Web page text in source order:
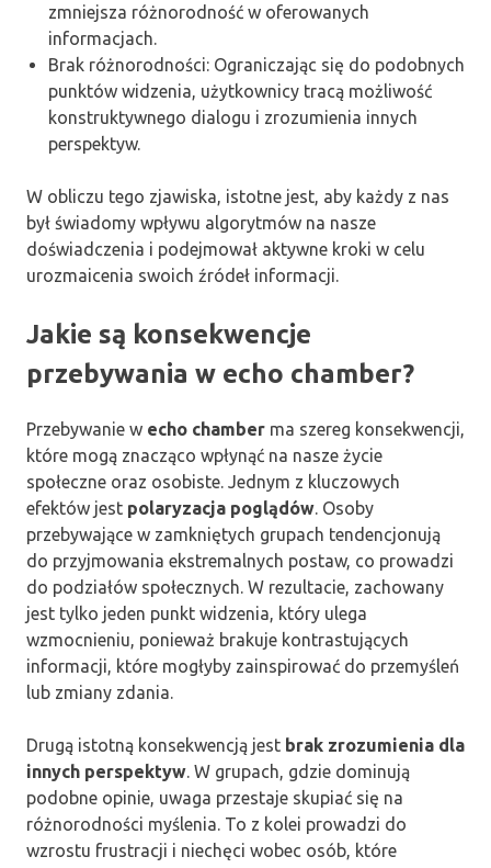
zmniejsza różnorodność w oferowanych
informacjach.
Brak różnorodności: Ograniczając się do podobnych
punktów widzenia, użytkownicy tracą możliwość
konstruktywnego dialogu i zrozumienia innych
perspektyw.
W obliczu tego zjawiska, istotne jest, aby każdy z nas
był świadomy wpływu algorytmów na nasze
doświadczenia i podejmował aktywne kroki w celu
urozmaicenia swoich źródeł informacji.
Jakie są konsekwencje
przebywania w echo chamber?
Przebywanie w echo chamber ma szereg konsekwencji,
które mogą znacząco wpłynąć na nasze życie
społeczne oraz osobiste. Jednym z kluczowych
efektów jest polaryzacja poglądów. Osoby
przebywające w zamkniętych grupach tendencjonują
do przyjmowania ekstremalnych postaw, co prowadzi
do podziałów społecznych. W rezultacie, zachowany
jest tylko jeden punkt widzenia, który ulega
wzmocnieniu, ponieważ brakuje kontrastujących
informacji, które mogłyby zainspirować do przemyśleń
lub zmiany zdania.
Drugą istotną konsekwencją jest brak zrozumienia dla
innych perspektyw. W grupach, gdzie dominują
podobne opinie, uwaga przestaje skupiać się na
różnorodności myślenia. To z kolei prowadzi do
wzrostu frustracji i niechęci wobec osób, które